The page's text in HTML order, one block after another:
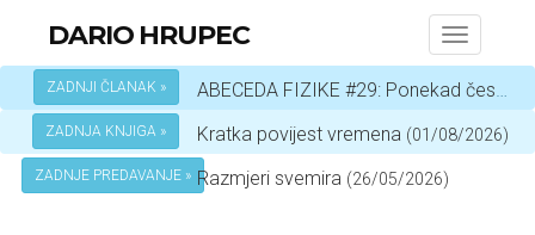
Toggle
DARIO HRUPEC
ZADNJI ČLANAK » ABECEDA FIZIKE #29: Ponekad čestica, a ponekad val – ovisi o okolnostima
ZADNJA KNJIGA » Kratka povijest vremena (01/08/2026)
ZADNJE PREDAVANJE » Razmjeri svemira (26/05/2026)